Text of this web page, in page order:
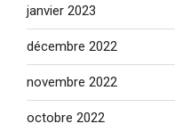
janvier 2023
décembre 2022
novembre 2022
octobre 2022